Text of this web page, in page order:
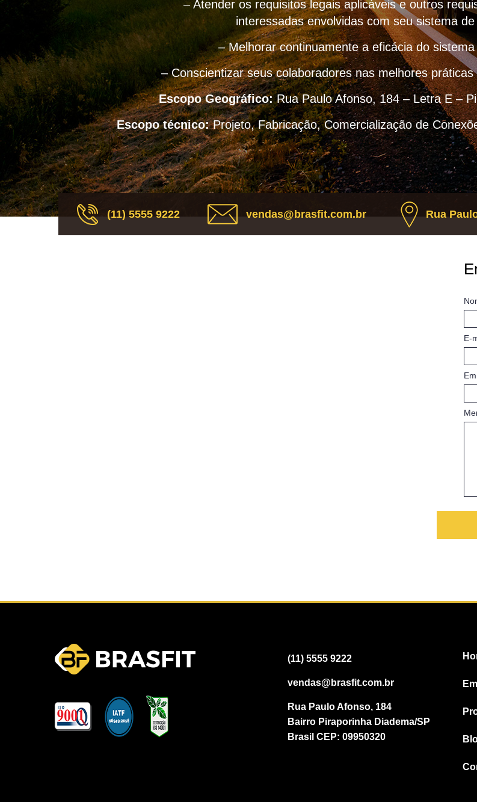
– Atender os requisitos legais aplicáveis e outros
interessadas envolvidas com seu sistema
– Melhorar continuamente a eficácia do
– Conscientizar seus colaboradores nas melhores
Escopo Geográfico:Rua Paulo Afonso, 184 – Letra E –
Escopo técnico:Projeto, Fabricação, Comercialização de
(11) 5555 9222 vendas@brasfit.com.br Rua
E-
(11) 5555 9222
vendas@brasfit.com.br
Rua Paulo Afonso, 184
Bairro Piraporinha Diadema/SP
Brasil CEP: 09950320